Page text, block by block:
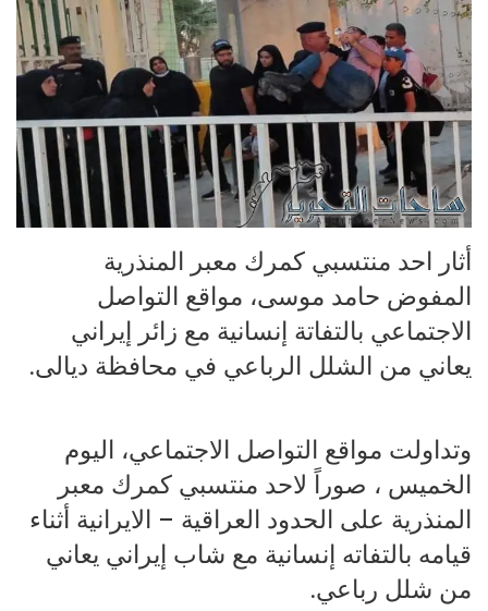
أثار احد منتسبي كمرك معبر المنذرية
المفوض حامد موسى، مواقع التواصل
الاجتماعي بالتفاتة إنسانية مع زائر إيراني
يعاني من الشلل الرباعي في محافظة ديالى.
وتداولت مواقع التواصل الاجتماعي، اليوم
الخميس ، صوراً لاحد منتسبي كمرك معبر
المنذرية على الحدود العراقية – الايرانية أثناء
قيامه بالتفاته إنسانية مع شاب إيراني يعاني
من شلل رباعي.